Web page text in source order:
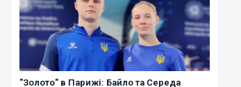
"Золото" в Парижі: Байло та Середа